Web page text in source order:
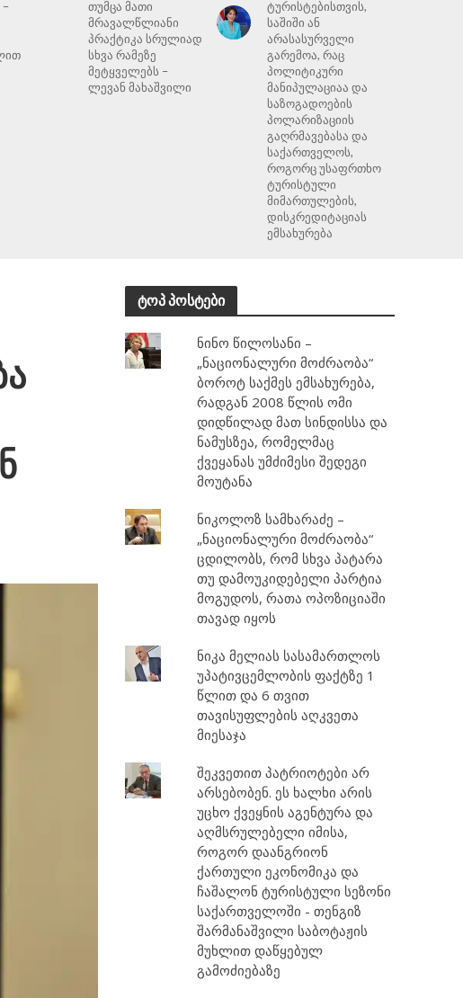
თუმცა მათი
მრავალწლიანი
პრაქტიკა სრულიად
სხვა რამეზე
მეტყველებს –
ლევან მახაშვილი
ტურისტებისთვის,
საშიში ან
არასასურველი
გარემოა, რაც
პოლიტიკური
მანიპულაციაა და
საზოგადოების
პოლარიზაციის
გაღრმავებასა და
საქართველოს,
როგორც უსაფრთხო
ტურისტული
მიმართულების,
დისკრედიტაციას
ემსახურება
ტოპ პოსტები
ნინო წილოსანი –
„ნაციონალური მოძრაობა“
ბოროტ საქმეს ემსახურება,
რადგან 2008 წლის ომი
დიდწილად მათ სინდისსა და
ნამუსზეა, რომელმაც
ქვეყანას უმძიმესი შედეგი
მოუტანა
ნიკოლოზ სამხარაძე –
„ნაციონალური მოძრაობა“
ცდილობს, რომ სხვა პატარა
თუ დამოუკიდებელი პარტია
მოგუდოს, რათა ოპოზიციაში
თავად იყოს
ნიკა მელიას სასამართლოს
უპატივცემლობის ფაქტზე 1
წლით და 6 თვით
თავისუფლების აღკვეთა
მიესაჯა
შეკვეთით პატრიოტები არ
არსებობენ. ეს ხალხი არის
უცხო ქვეყნის აგენტურა და
აღმსრულებელი იმისა,
როგორ დაანგრიონ
ქართული ეკონომიკა და
ჩაშალონ ტურისტული სეზონი
საქართველოში - თენგიზ
შარმანაშვილი საბოტაჟის
მუხლით დაწყებულ
გამოძიებაზე